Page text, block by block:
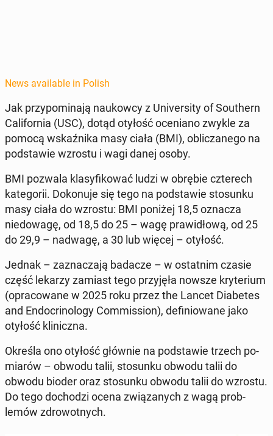
News available in Polish
Jak przy­pom­i­na­ją naukow­cy z Uni­ver­si­ty of South­ern
Cal­i­for­nia (USC), dotąd otyłość oce­ni­ano zwykle za
pomocą wskaźni­ka masy ciała (BMI), obliczanego na
pod­staw­ie wzrostu i wagi danej osoby.
BMI pozwala klasy­fikować ludzi w obrębie czterech
kat­e­gorii. Dokonu­je się tego na pod­staw­ie sto­sunku
masy ciała do wzrostu: BMI poniżej 18,5 oznacza
niedowagę, od 18,5 do 25 – wagę praw­idłową, od 25
do 29,9 – nadwagę, a 30 lub więcej – otyłość.
Jednak – za­z­nacza­ją badacze – w os­tat­nim czasie
część lekarzy zamiast tego przyjęła nowsze kry­teri­um
(opra­cow­ane w 2025 roku przez the Lancet Di­a­betes
and En­docrinol­o­gy Com­mis­sion), defin­iowane jako
otyłość klin­icz­na.
Określa ono otyłość głównie na pod­staw­ie trzech po­
mi­arów – obwodu talii, sto­sunku obwodu talii do
obwodu bioder oraz sto­sunku obwodu talii do wzrostu.
Do tego do­chodzi ocena związanych z wagą prob­
lemów zdrowot­nych.